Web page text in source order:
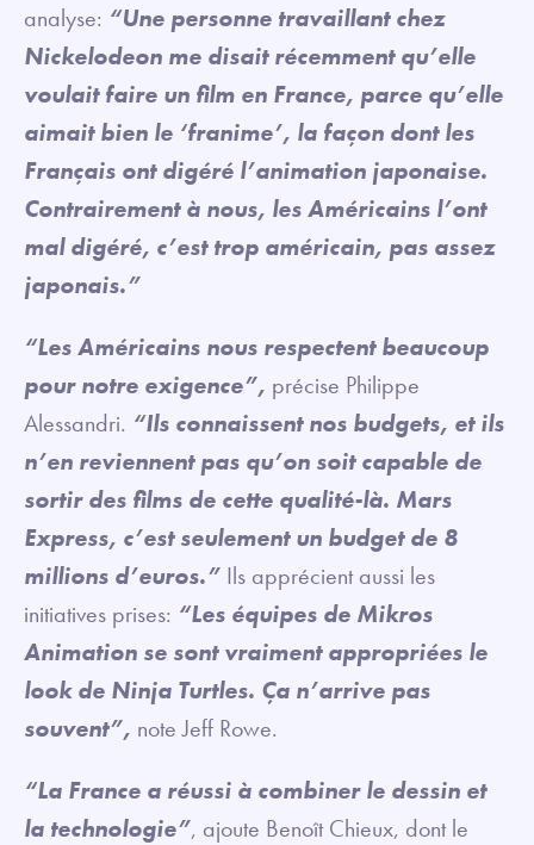
analyse: “Une personne travaillant chez
Nickelodeon me disait récemment qu’elle
voulait faire un film en France, parce qu’elle
aimait bien le ‘franime’, la façon dont les
Français ont digéré l’animation japonaise.
Contrairement à nous, les Américains l’ont
mal digéré, c’est trop américain, pas assez
japonais.”
“Les Américains nous respectent beaucoup
pour notre exigence”, précise Philippe
Alessandri. “Ils connaissent nos budgets, et ils
n’en reviennent pas qu’on soit capable de
sortir des films de cette qualité-là. Mars
Express, c’est seulement un budget de 8
millions d’euros.” Ils apprécient aussi les
initiatives prises: “Les équipes de Mikros
Animation se sont vraiment appropriées le
look de Ninja Turtles. Ça n’arrive pas
souvent”, note Jeff Rowe.
“La France a réussi à combiner le dessin et
la technologie”, ajoute Benoît Chieux, dont le